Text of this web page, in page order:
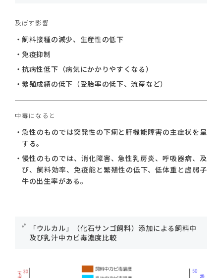
及ぼす影響
飼料接種の減少、生産性の低下
免疫抑制
抗病性低下（病気にかかりやすくなる）
繁殖成績の低下（受胎率の低下、流産など）
中毒になると
急性のものでは突発性の下痢と肝機能障害の主症状を呈
する。
慢性のものでは、消化障害、急性乳房炎、呼吸器病、及
び、飼料効率、免疫能と繁殖性の低下、低体重と虚弱子
牛の出生率がある。
「ウルカル」（化石サンゴ飼料）添加による飼料中
及び乳汁中カビ毒濃度比較